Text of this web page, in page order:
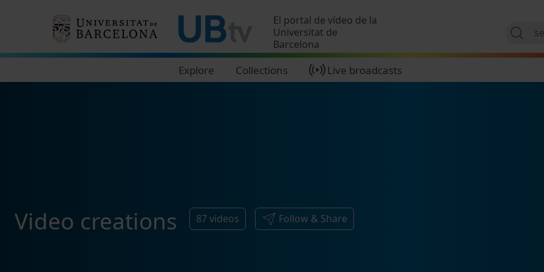
El portal de vídeo de la
Universitat de
Barcelona
Explore Collections Live broadcasts
Video creations 87videos Follow & Share